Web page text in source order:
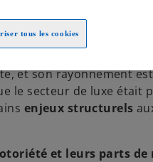
majeur au sein
et son rayonnement
le secteur de luxe était
enjeux structurels
et leurs parts de
tous les cookies